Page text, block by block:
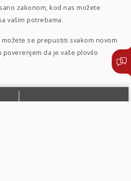
zakonom, kod nas možete
vašim potrebama.
se prepustiti svakom novom
poverenjem da je vaše plovilo